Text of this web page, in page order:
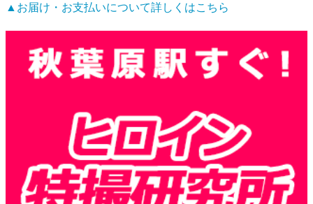
▲お届け・お支払いについて詳しくはこちら